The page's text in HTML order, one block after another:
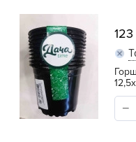
123